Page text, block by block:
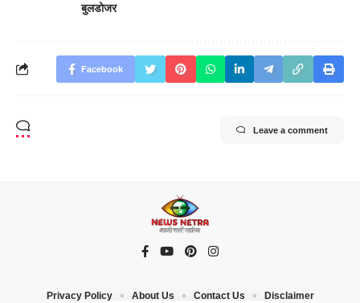
बुलडोजर
Facebook
Leave a comment
Privacy Policy About Us Contact Us Disclaimer